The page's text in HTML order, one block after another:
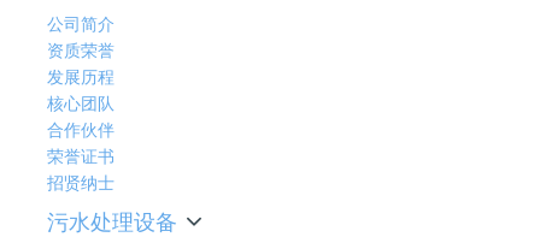
公司简介
资质荣誉
发展历程
核心团队
合作伙伴
荣誉证书
招贤纳士
污水处理设备